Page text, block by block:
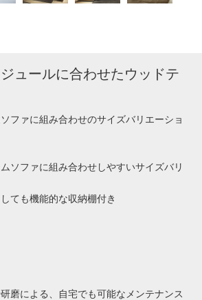
ュールに合わせたウッドテ
ファに組み合わせのサイズバリエーショ
ソファに組み合わせしやすいサイズバリ
ても機能的な収納棚付き
磨による、自宅でも可能なメンテナンス